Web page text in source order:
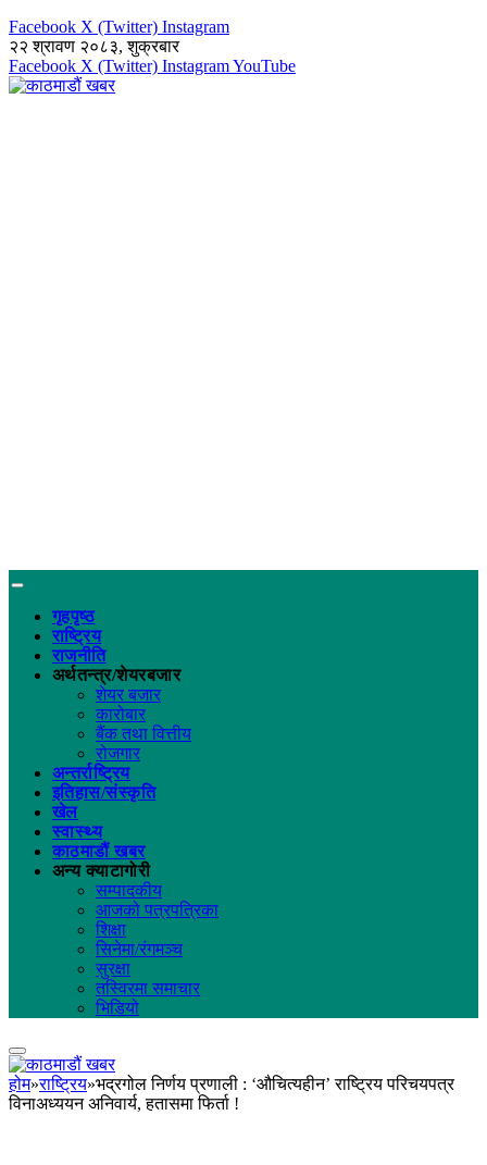
Facebook X (Twitter) Instagram
२२ श्रावण २०८३, शुक्रबार
Facebook X (Twitter) InstagramYouTube
गृहपृष्ठ
राष्ट्रिय
राजनीति
अर्थतन्त्र/शेयरबजार
शेयर बजार
कारोबार
बैंक तथा वित्तीय
रोजगार
अन्तर्राष्ट्रिय
इतिहास/संस्कृति
खेल
स्वास्थ्य
काठमाडौं खबर
अन्य क्याटागोरी
सम्पादकीय
आजको पत्रपत्रिका
शिक्षा
सिनेमा/रंगमञ्च
सुरक्षा
तस्विरमा समाचार
भिडियो
होम»राष्ट्रिय»भद्रगोल निर्णय प्रणाली : ‘औचित्यहीन’ राष्ट्रिय परिचयपत्र
विनाअध्ययन अनिवार्य, हतासमा फिर्ता !